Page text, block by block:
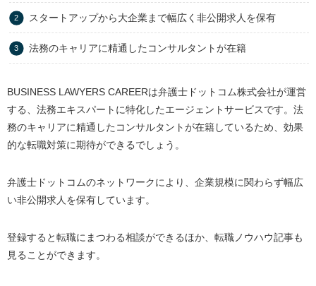
スタートアップから大企業まで幅広く非公開求人を保有
法務のキャリアに精通したコンサルタントが在籍
BUSINESS LAWYERS CAREERは弁護士ドットコム株式会社が運営
する、法務エキスパートに特化したエージェントサービスです。法
務のキャリアに精通したコンサルタントが在籍しているため、効果
的な転職対策に期待ができるでしょう。
弁護士ドットコムのネットワークにより、企業規模に関わらず幅広
い非公開求人を保有しています。
登録すると転職にまつわる相談ができるほか、転職ノウハウ記事も
見ることができます。